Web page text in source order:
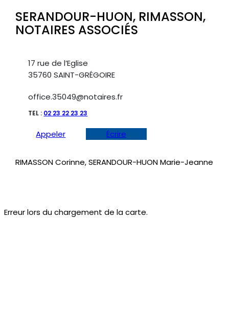
Erreur lors du chargement de la carte.
SERANDOUR-HUON, RIMASSON,
NOTAIRES ASSOCIÉS
17 rue de l’Eglise
35760 SAINT-GRÉGOIRE
office.35049@notaires.fr
TEL : 02 23 22 23 23
Appeler Écrire
RIMASSON Corinne, SERANDOUR-HUON Marie-Jeanne